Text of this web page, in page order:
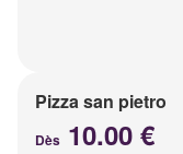
Pizza san pietro
Dès 10.00 €